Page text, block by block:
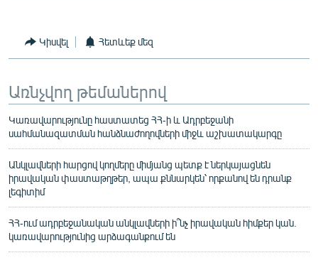
Կիսվել Հետևեք մեզ
Առնչվող թեմաներով
Կառավարությունը հաստատեց ՀՀ-ի և Ադրբեջանի
սահմանազատման հանձնաժողովների միջև աշխատակարգը
Անկլավների հարցով կողմերը միմյանց պետք է ներկայացնեն
իրավական փաստաթղթեր, ապա քննարկեն՝ որքանով են դրանք
լեգիտիմ
ՀՀ-ում ադրբեջանական անկլավների ի՞նչ իրավական հիմքեր կան.
կառավարությունից արձագանքում են